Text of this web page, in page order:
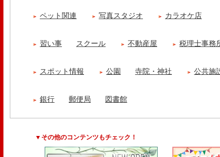
ペット関連 写真スタジオ カラオケ店
習い事 スクール 不動産屋 税理士事務
スポット情報 公園 寺院・神社 公共施
銀行 郵便局 図書館
▼その他のコンテンツもチェック！